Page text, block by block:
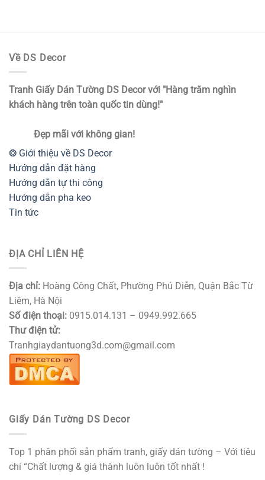
Về DS Decor
Tranh Giấy Dán Tường DS Decor với "Hàng trăm nghìn
khách hàng trên toàn quốc tin dùng!"
Đẹp mãi với không gian!
❂ Giới thiệu về DS Decor
Hướng dẫn đặt hàng
Hướng dẫn tự thi công
Hướng dẫn pha keo
Tin tức
ĐỊA CHỈ LIÊN HỆ
Địa chỉ: Hoàng Công Chất, Phường Phú Diễn, Quận Bắc Từ
Liêm, Hà Nội
Số điện thoại: 0915.014.131 – 0949.992.665
Thư điện tử:
Tranhgiaydantuong3d.com@gmail.com
Giấy Dán Tường DS Decor
Top 1 phân phối sản phẩm tranh, giấy dán tường – Với tiêu
chí “Chất lượng & giá thành luôn luôn tốt nhất !